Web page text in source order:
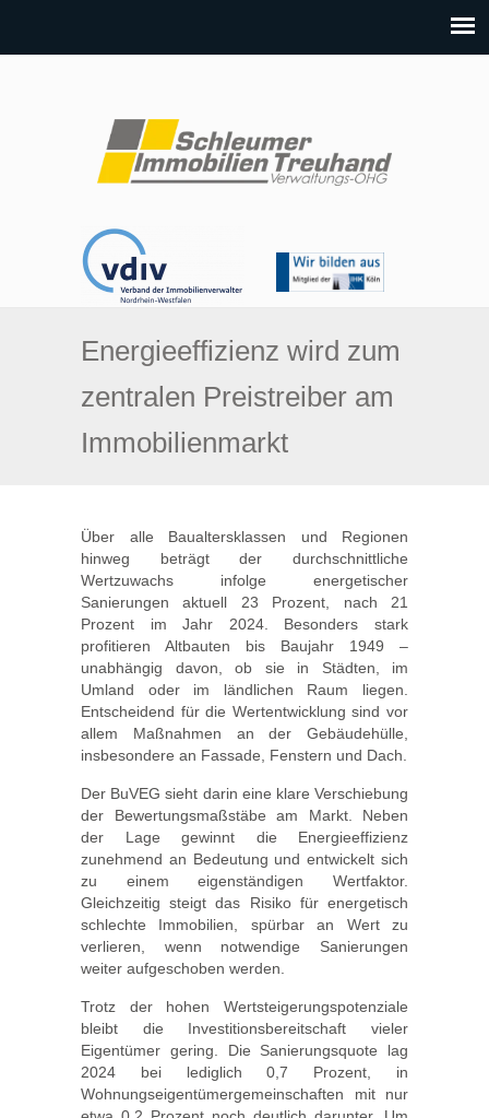
Energieeffizienz wird zum
zentralen Preistreiber am
Immobilienmarkt
Über alle Baualtersklassen und Regionen
hinweg beträgt der durchschnittliche
Wertzuwachs infolge energetischer
Sanierungen aktuell 23 Prozent, nach 21
Prozent im Jahr 2024. Besonders stark
profitieren Altbauten bis Baujahr 1949 –
unabhängig davon, ob sie in Städten, im
Umland oder im ländlichen Raum liegen.
Entscheidend für die Wertentwicklung sind vor
allem Maßnahmen an der Gebäudehülle,
insbesondere an Fassade, Fenstern und Dach.
Der BuVEG sieht darin eine klare Verschiebung
der Bewertungsmaßstäbe am Markt. Neben
der Lage gewinnt die Energieeffizienz
zunehmend an Bedeutung und entwickelt sich
zu einem eigenständigen Wertfaktor.
Gleichzeitig steigt das Risiko für energetisch
schlechte Immobilien, spürbar an Wert zu
verlieren, wenn notwendige Sanierungen
weiter aufgeschoben werden.
Trotz der hohen Wertsteigerungspotenziale
bleibt die Investitionsbereitschaft vieler
Eigentümer gering. Die Sanierungsquote lag
2024 bei lediglich 0,7 Prozent, in
Wohnungseigentümergemeinschaften mit nur